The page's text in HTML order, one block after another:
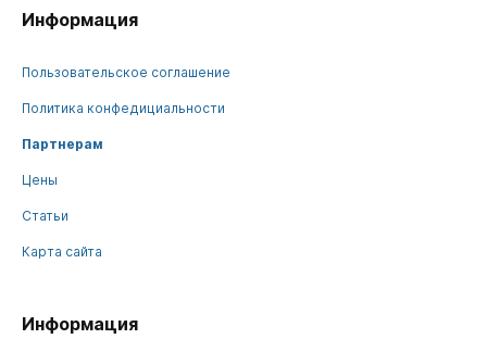
Информация
Пользовательское соглашение
Политика конфедициальности
Партнерам
Цены
Статьи
Карта сайта
Информация